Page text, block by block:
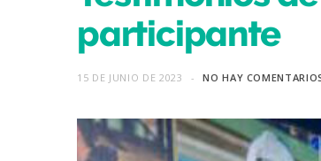
participante
15 DE JUNIO DE 2023 NO HAY